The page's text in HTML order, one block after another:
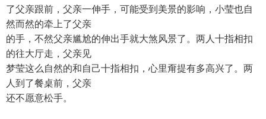
了父亲跟前，父亲一伸手，可能受到美景的影响，小莹也自
然而然的牵上了父亲
的手，不然父亲尴尬的伸出手就大煞风景了。两人十指相扣
的往大厅走，父亲见
梦莹这么自然的和自己十指相扣，心里甭提有多高兴了。两
人到了餐桌前，父亲
还不愿意松手。